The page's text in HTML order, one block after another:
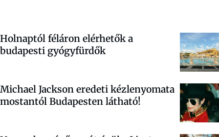
Holnaptól féláron elérhetők a
budapesti gyógyfürdők
Michael Jackson eredeti kézlenyomata
mostantól Budapesten látható!